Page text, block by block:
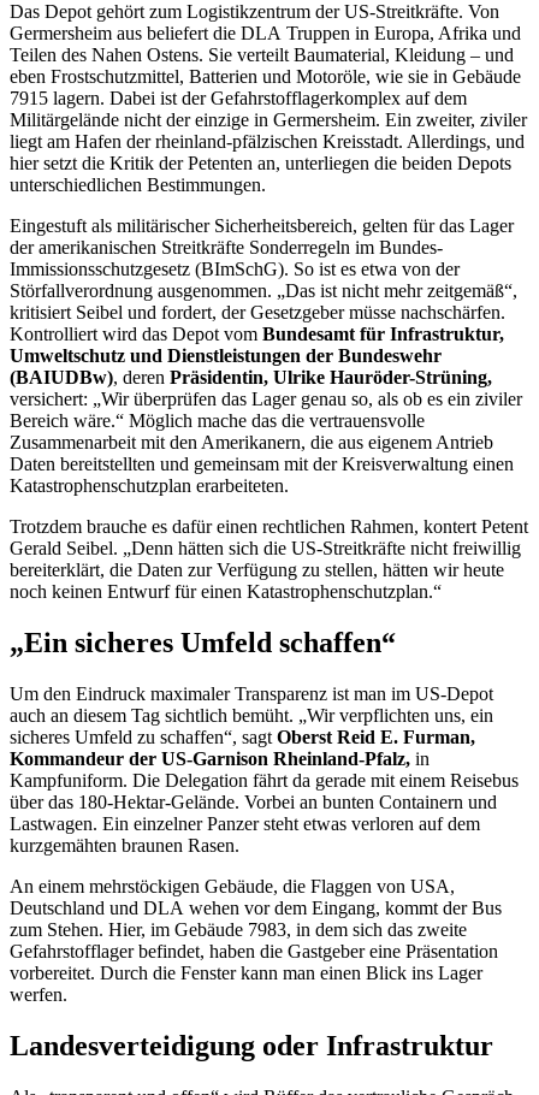
Das Depot gehört zum Logistikzentrum der US-Streitkräfte. Von
Germersheim aus beliefert die DLA Truppen in Europa, Afrika und
Teilen des Nahen Ostens. Sie verteilt Baumaterial, Kleidung – und
eben Frostschutzmittel, Batterien und Motoröle, wie sie in Gebäude
7915 lagern. Dabei ist der Gefahrstofflagerkomplex auf dem
Militärgelände nicht der einzige in Germersheim. Ein zweiter, ziviler
liegt am Hafen der rheinland-pfälzischen Kreisstadt. Allerdings, und
hier setzt die Kritik der Petenten an, unterliegen die beiden Depots
unterschiedlichen Bestimmungen.
Eingestuft als militärischer Sicherheitsbereich, gelten für das Lager
der amerikanischen Streitkräfte Sonderregeln im Bundes-
Immissionsschutzgesetz (BImSchG). So ist es etwa von der
Störfallverordnung ausgenommen. „Das ist nicht mehr zeitgemäß“,
kritisiert Seibel und fordert, der Gesetzgeber müsse nachschärfen.
Kontrolliert wird das Depot vom Bundesamt für Infrastruktur,
Umweltschutz und Dienstleistungen der Bundeswehr
(BAIUDBw), deren Präsidentin, Ulrike Hauröder-Strüning,
versichert: „Wir überprüfen das Lager genau so, als ob es ein ziviler
Bereich wäre.“ Möglich mache das die vertrauensvolle
Zusammenarbeit mit den Amerikanern, die aus eigenem Antrieb
Daten bereitstellten und gemeinsam mit der Kreisverwaltung einen
Katastrophenschutzplan erarbeiteten.
Trotzdem brauche es dafür einen rechtlichen Rahmen, kontert Petent
Gerald Seibel. „Denn hätten sich die US-Streitkräfte nicht freiwillig
bereiterklärt, die Daten zur Verfügung zu stellen, hätten wir heute
noch keinen Entwurf für einen Katastrophenschutzplan.“
„Ein sicheres Umfeld schaffen“
Um den Eindruck maximaler Transparenz ist man im US-Depot
auch an diesem Tag sichtlich bemüht. „Wir verpflichten uns, ein
sicheres Umfeld zu schaffen“, sagt Oberst Reid E. Furman,
Kommandeur der US-Garnison Rheinland-Pfalz, in
Kampfuniform. Die Delegation fährt da gerade mit einem Reisebus
über das 180-Hektar-Gelände. Vorbei an bunten Containern und
Lastwagen. Ein einzelner Panzer steht etwas verloren auf dem
kurzgemähten braunen Rasen.
An einem mehrstöckigen Gebäude, die Flaggen von USA,
Deutschland und DLA wehen vor dem Eingang, kommt der Bus
zum Stehen. Hier, im Gebäude 7983, in dem sich das zweite
Gefahrstofflager befindet, haben die Gastgeber eine Präsentation
vorbereitet. Durch die Fenster kann man einen Blick ins Lager
werfen.
Landesverteidigung oder Infrastruktur